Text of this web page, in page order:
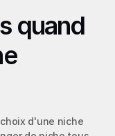
quand
d'une niche